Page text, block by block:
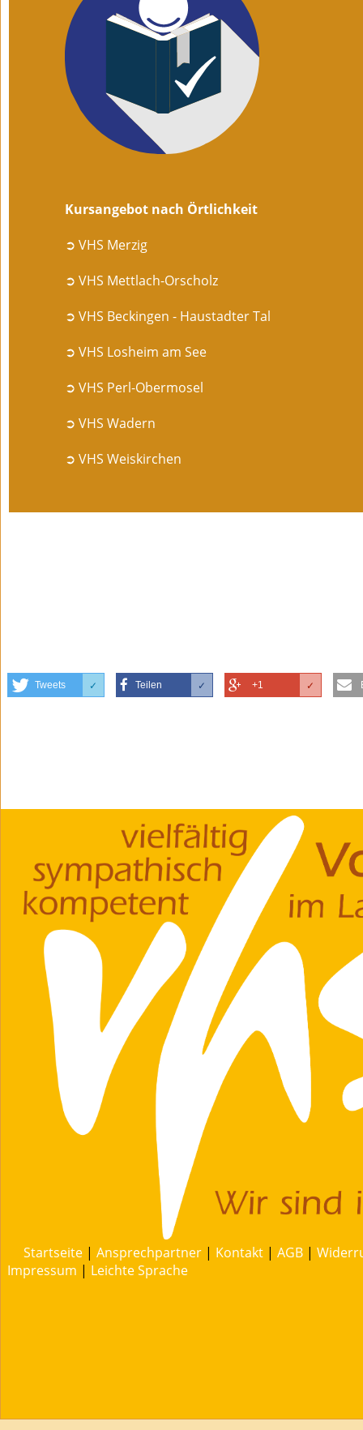
Kursangebot nach Örtlichkeit
➲ VHS Merzig
➲ VHS Mettlach-Orscholz
➲ VHS Beckingen - Haustadter Tal
➲ VHS Losheim am See
➲ VHS Perl-Obermosel
➲ VHS Wadern
➲ VHS Weiskirchen
Tweets ✓ Teilen ✓ +1 ✓
Startseite | Ansprechpartner | Kontakt | AGB |
Impressum | Leichte Sprache